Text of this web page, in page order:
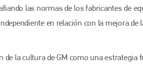
las normas de los fabricantes de
en relación con la mejora
la cultura de GM como una estrategia